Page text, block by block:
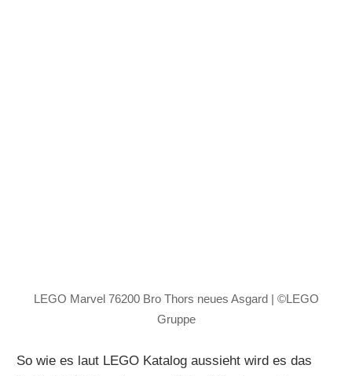
LEGO Marvel 76200 Bro Thors neues Asgard | ©LEGO
Gruppe
So wie es laut LEGO Katalog aussieht wird es das